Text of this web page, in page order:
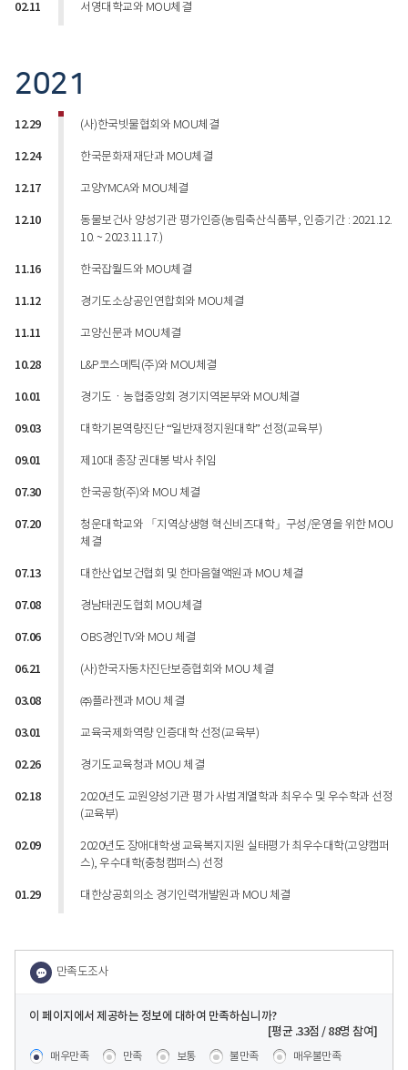
02.11 서영대학교와 MOU체결
2021
12.29 (사)한국빗물협회와 MOU체결
12.24 한국문화재재단과 MOU체결
12.17 고양YMCA와 MOU체결
12.10
동물보건사 양성기관 평가인증(농림축산식품부, 인증기간 : 2021.12.
10. ~ 2023.11.17.)
11.16 한국잡월드와 MOU체결
11.12 경기도소상공인연합회와 MOU체결
11.11 고양신문과 MOU체결
10.28 L&P코스메틱(주)와 MOU체결
10.01 경기도ㆍ농협중앙회 경기지역본부와 MOU체결
09.03 대학기본역량진단 “일반재정지원대학” 선정(교육부)
09.01 제10대 총장 권대봉 박사 취임
07.30 한국공항(주)와 MOU 체결
07.20
청운대학교와 「지역상생형 혁신비즈대학」구성/운영을 위한 MOU
체결
07.13 대한산업보건협회 및 한마음혈액원과 MOU 체결
07.08 경남태권도협회 MOU체결
07.06 OBS경인TV와 MOU 체결
06.21 (사)한국자동차진단보증협회와 MOU 체결
03.08 ㈜플라젠과 MOU 체결
03.01 교육국제화역량 인증대학 선정(교육부)
02.26 경기도교육청과 MOU 체결
02.18
2020년도 교원양성기관 평가 사범계열학과 최우수 및 우수학과 선정
(교육부)
02.09
2020년도 장애대학생 교육복지지원 실태평가 최우수대학(고양캠퍼
스), 우수대학(충청캠퍼스) 선정
01.29 대한상공회의소 경기인력개발원과 MOU 체결
이 페이지에서 제공하는 정보에 대하여 만족하십니까?
콘텐츠 만족도 조사
[평균 .33점 / 88명 참여]
매우만족 만족 보통 불만족 매우불만족